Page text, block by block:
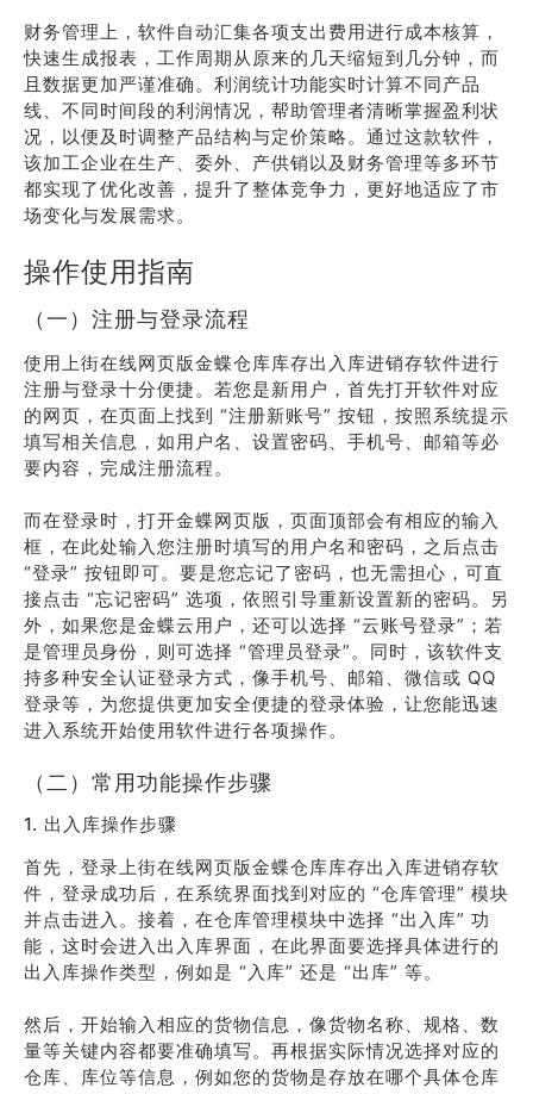
财务管理上，软件自动汇集各项支出费用进行成本核算，
快速生成报表，工作周期从原来的几天缩短到几分钟，而
且数据更加严谨准确。利润统计功能实时计算不同产品
线、不同时间段的利润情况，帮助管理者清晰掌握盈利状
况，以便及时调整产品结构与定价策略。通过这款软件，
该加工企业在生产、委外、产供销以及财务管理等多环节
都实现了优化改善，提升了整体竞争力，更好地适应了市
场变化与发展需求。
操作使用指南
（一）注册与登录流程
使用上街在线网页版金蝶仓库库存出入库进销存软件进行
注册与登录十分便捷。若您是新用户，首先打开软件对应
的网页，在页面上找到 “注册新账号” 按钮，按照系统提示
填写相关信息，如用户名、设置密码、手机号、邮箱等必
要内容，完成注册流程。
而在登录时，打开金蝶网页版，页面顶部会有相应的输入
框，在此处输入您注册时填写的用户名和密码，之后点击
“登录” 按钮即可。要是您忘记了密码，也无需担心，可直
接点击 “忘记密码” 选项，依照引导重新设置新的密码。另
外，如果您是金蝶云用户，还可以选择 “云账号登录”；若
是管理员身份，则可选择 “管理员登录”。同时，该软件支
持多种安全认证登录方式，像手机号、邮箱、微信或 QQ
登录等，为您提供更加安全便捷的登录体验，让您能迅速
进入系统开始使用软件进行各项操作。
（二）常用功能操作步骤
1. 出入库操作步骤
首先，登录上街在线网页版金蝶仓库库存出入库进销存软
件，登录成功后，在系统界面找到对应的 “仓库管理” 模块
并点击进入。接着，在仓库管理模块中选择 “出入库” 功
能，这时会进入出入库界面，在此界面要选择具体进行的
出入库操作类型，例如是 “入库” 还是 “出库” 等。
然后，开始输入相应的货物信息，像货物名称、规格、数
量等关键内容都要准确填写。再根据实际情况选择对应的
仓库、库位等信息，例如您的货物是存放在哪个具体仓库